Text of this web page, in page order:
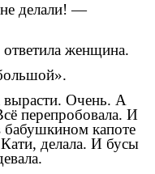
делали! —
женщина.
вырасти. Очень. А
перепробовала. И
капоте
делала. И бусы